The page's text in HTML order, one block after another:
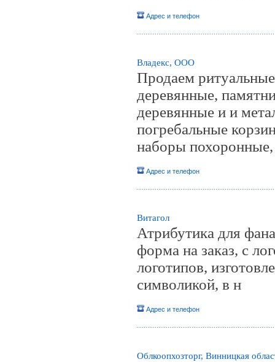
Адрес и телефон
Владекс, ООО
Продаем
деревянные,
деревянные и и
погребальные
наборы похоронные,
Адрес и телефон
Витагол
Атрибутика для
форма на заказ, с
логотипов,
символикой, в н
Адрес и телефон
Облкоопхозторг, Винницкая